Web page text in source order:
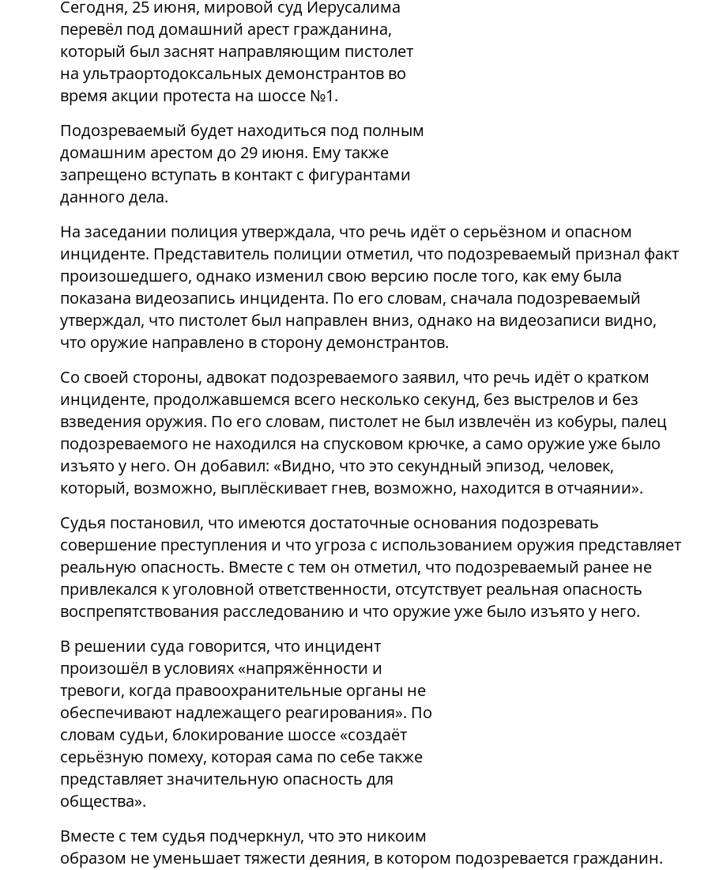
Сегодня, 25 июня, мировой суд Иерусалима
перевёл под домашний арест гражданина,
который был заснят направляющим пистолет
на ультраортодоксальных демонстрантов во
время акции протеста на шоссе №1.
Подозреваемый будет находиться под полным
домашним арестом до 29 июня. Ему также
запрещено вступать в контакт с фигурантами
данного дела.
На заседании полиция утверждала, что речь идёт о серьёзном и опасном
инциденте. Представитель полиции отметил, что подозреваемый признал факт
произошедшего, однако изменил свою версию после того, как ему была
показана видеозапись инцидента. По его словам, сначала подозреваемый
утверждал, что пистолет был направлен вниз, однако на видеозаписи видно,
что оружие направлено в сторону демонстрантов.
Со своей стороны, адвокат подозреваемого заявил, что речь идёт о кратком
инциденте, продолжавшемся всего несколько секунд, без выстрелов и без
взведения оружия. По его словам, пистолет не был извлечён из кобуры, палец
подозреваемого не находился на спусковом крючке, а само оружие уже было
изъято у него. Он добавил: «Видно, что это секундный эпизод, человек,
который, возможно, выплёскивает гнев, возможно, находится в отчаянии».
Судья постановил, что имеются достаточные основания подозревать
совершение преступления и что угроза с использованием оружия представляет
реальную опасность. Вместе с тем он отметил, что подозреваемый ранее не
привлекался к уголовной ответственности, отсутствует реальная опасность
воспрепятствования расследованию и что оружие уже было изъято у него.
В решении суда говорится, что инцидент
произошёл в условиях «напряжённости и
тревоги, когда правоохранительные органы не
обеспечивают надлежащего реагирования». По
словам судьи, блокирование шоссе «создаёт
серьёзную помеху, которая сама по себе также
представляет значительную опасность для
общества».
Вместе с тем судья подчеркнул, что это никоим
образом не уменьшает тяжести деяния, в котором подозревается гражданин.